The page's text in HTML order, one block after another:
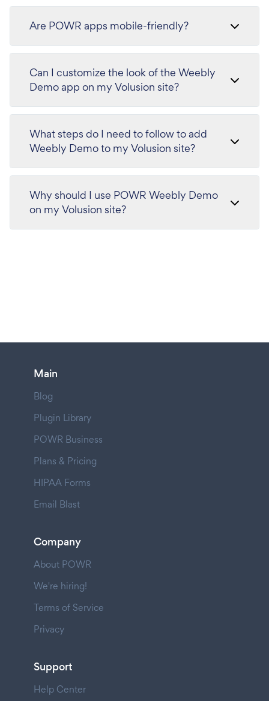
Are POWR apps mobile-friendly?
Can I customize the look of the Weebly
Demo app on my Volusion site?
What steps do I need to follow to add
Weebly Demo to my Volusion site?
Why should I use POWR Weebly Demo
on my Volusion site?
Main
Blog
Plugin Library
POWR Business
Plans & Pricing
HIPAA Forms
Email Blast
Company
About POWR
We're hiring!
Terms of Service
Privacy
Support
Help Center